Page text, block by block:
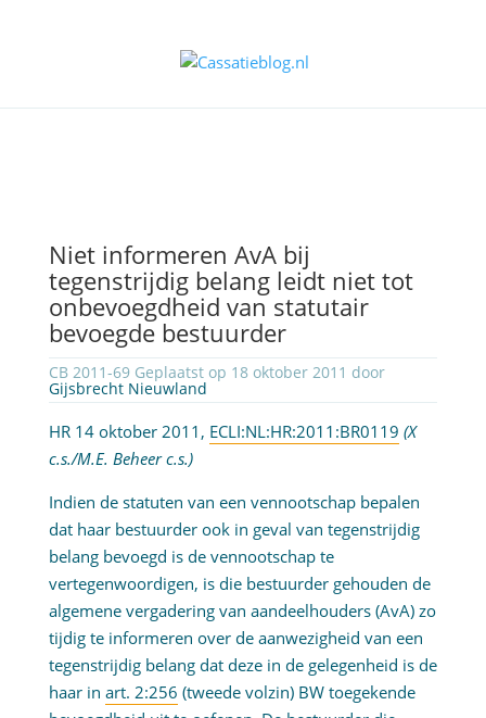
Niet informeren AvA bij
tegenstrijdig belang leidt niet tot
onbevoegdheid van statutair
bevoegde bestuurder
CB 2011-69 Geplaatst op 18 oktober 2011 door
Gijsbrecht Nieuwland
HR 14 oktober 2011, ECLI:NL:HR:2011:BR0119 (X
c.s./M.E. Beheer c.s.)
Indien de statuten van een vennootschap bepalen
dat haar bestuurder ook in geval van tegenstrijdig
belang bevoegd is de vennootschap te
vertegenwoordigen, is die bestuurder gehouden de
algemene vergadering van aandeelhouders (AvA) zo
tijdig te informeren over de aanwezigheid van een
tegenstrijdig belang dat deze in de gelegenheid is de
haar in art. 2:256 (tweede volzin) BW toegekende